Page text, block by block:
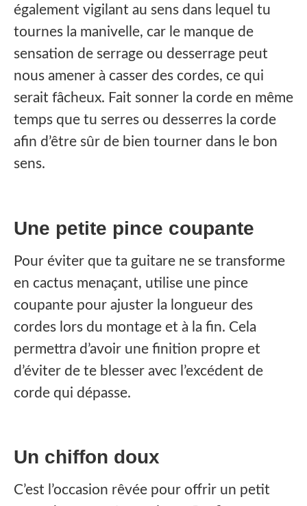
également vigilant au sens dans lequel tu
tournes la manivelle, car le manque de
sensation de serrage ou desserrage peut
nous amener à casser des cordes, ce qui
serait fâcheux. Fait sonner la corde en même
temps que tu serres ou desserres la corde
afin d’être sûr de bien tourner dans le bon
sens.
Une petite pince coupante
Pour éviter que ta guitare ne se transforme
en cactus menaçant, utilise une pince
coupante pour ajuster la longueur des
cordes lors du montage et à la fin. Cela
permettra d’avoir une finition propre et
d’éviter de te blesser avec l’excédent de
corde qui dépasse.
Un chiffon doux
C’est l’occasion rêvée pour offrir un petit